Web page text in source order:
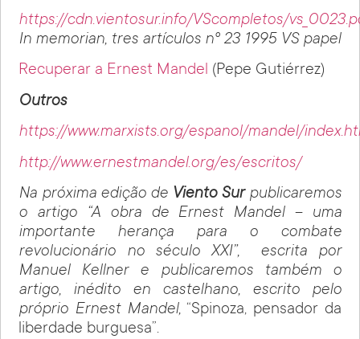
https://cdn.vientosur.info/VScompletos/
In memorian, tres artículos nº 23 1995 VS papel
Recuperar a Ernest Mandel (Pepe Gutiérrez)
Outros
https://www.marxists.org/espanol/mandel/
http://www.ernestmandel.org/es/escritos/
Na próxima edição de Viento Surpublicaremos
o artigo “A obra de Ernest Mandel – uma
importante herança para o combate
revolucionário no século XXI”,
escrita por
Manuel Kellner e publicaremos também o
artigo, inédito en castelhano, escrito pelo
próprio Ernest Mandel,“Spinoza, pensador da
liberdade burguesa”.